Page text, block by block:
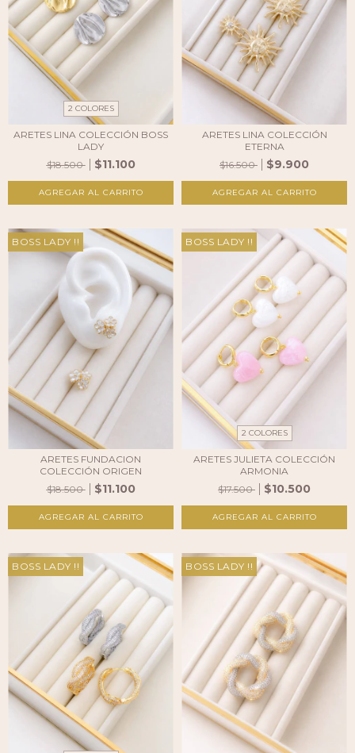
2 COLORES
ARETES LINA COLECCIÓN BOSS
LADY
$18.500
$11.100
AGREGAR AL CARRITO
ARETES LINA COLECCIÓN
ETERNA
$16.500
$9.900
BOSS LADY !!
ARETES FUNDACION
COLECCIÓN ORIGEN
$18.500
$11.100
BOSS LADY !!
2 COLORES
ARETES JULIETA COLECCIÓN
ARMONIA
$17.500
$10.500
AGREGAR AL CARRITO
BOSS LADY !! BOSS LADY !!